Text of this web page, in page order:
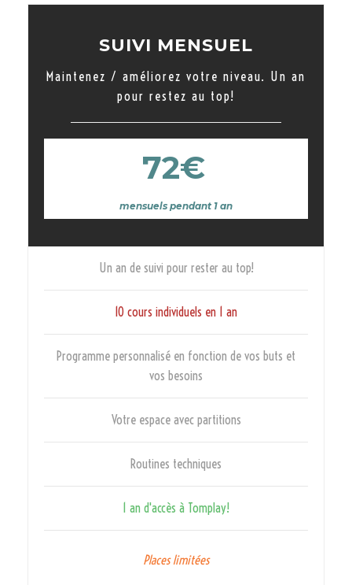
SUIVI MENSUEL
Maintenez / améliorez votre niveau. Un an
pour restez au top!
72€
mensuels pendant 1 an
Un an de suivi pour rester au top!
10 cours individuels en 1 an
Programme personnalisé en fonction de vos buts et
vos besoins
Votre espace avec partitions
Routines techniques
1 an d'accès à Tomplay!
Places limitées